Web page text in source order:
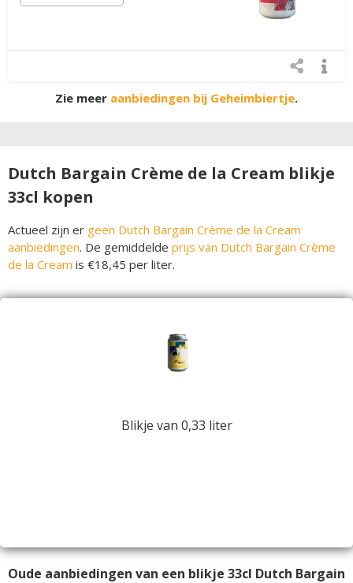
Zie meer aanbiedingen bij Geheimbiertje.
Dutch Bargain Crème de la Cream blikje
33cl kopen
Actueel zijn er geen Dutch Bargain Crème de la Cream
aanbiedingen. De gemiddelde prijs van Dutch Bargain Crème
de la Cream is €18,45 per liter.
Blikje van 0,33 liter
Oude aanbiedingen van een blikje 33cl Dutch Bargain